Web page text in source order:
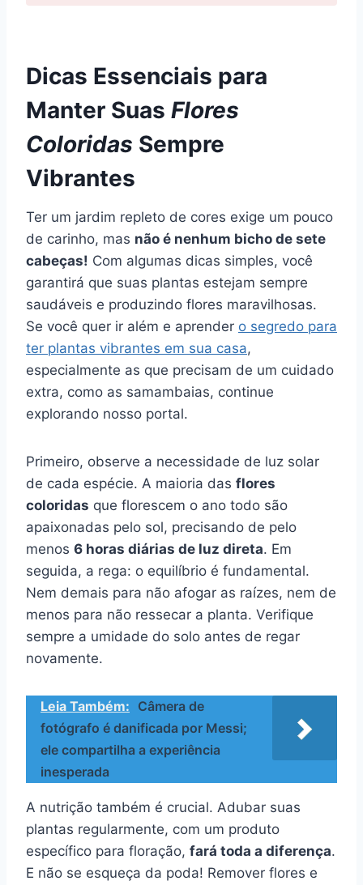
Dicas Essenciais para
Manter Suas Flores
Coloridas Sempre
Vibrantes
Ter um jardim repleto de cores exige um pouco
de carinho, mas não é nenhum bicho de sete
cabeças! Com algumas dicas simples, você
garantirá que suas plantas estejam sempre
saudáveis e produzindo flores maravilhosas.
Se você quer ir além e aprender o segredo para
ter plantas vibrantes em sua casa,
especialmente as que precisam de um cuidado
extra, como as samambaias, continue
explorando nosso portal.
Primeiro, observe a necessidade de luz solar
de cada espécie. A maioria das flores
coloridas que florescem o ano todo são
apaixonadas pelo sol, precisando de pelo
menos 6 horas diárias de luz direta. Em
seguida, a rega: o equilíbrio é fundamental.
Nem demais para não afogar as raízes, nem de
menos para não ressecar a planta. Verifique
sempre a umidade do solo antes de regar
novamente.
Leia Também: Câmera de
fotógrafo é danificada por Messi;
ele compartilha a experiência
inesperada
A nutrição também é crucial. Adubar suas
plantas regularmente, com um produto
específico para floração, fará toda a diferença.
E não se esqueça da poda! Remover flores e